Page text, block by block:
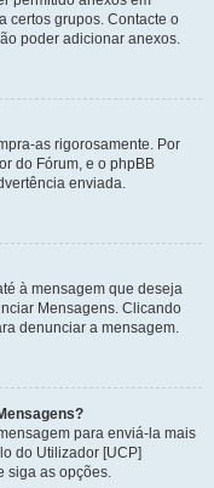
certos grupos. Contacte o
poder adicionar anexos.
as rigorosamente. Por
do Fórum, e o phpBB
enviada.
à mensagem que deseja
Mensagens. Clicando
denunciar a mensagem.
para enviá-la mais
do Utilizador [UCP]
siga as opções.